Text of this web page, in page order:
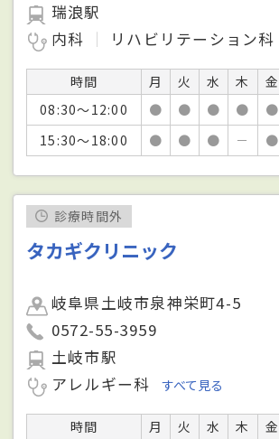
瑞浪駅
内科
リハビリテーション科
時間 月 火 水 木 金
08:30～12:00
● ● ● ● ●
15:30～18:00
● ● ● － ●
診療時間外
タカギクリニック
岐阜県土岐市泉神栄町4-5
0572-55-3959
土岐市駅
アレルギー科
すべて見る
時間 月 火 水 木 金